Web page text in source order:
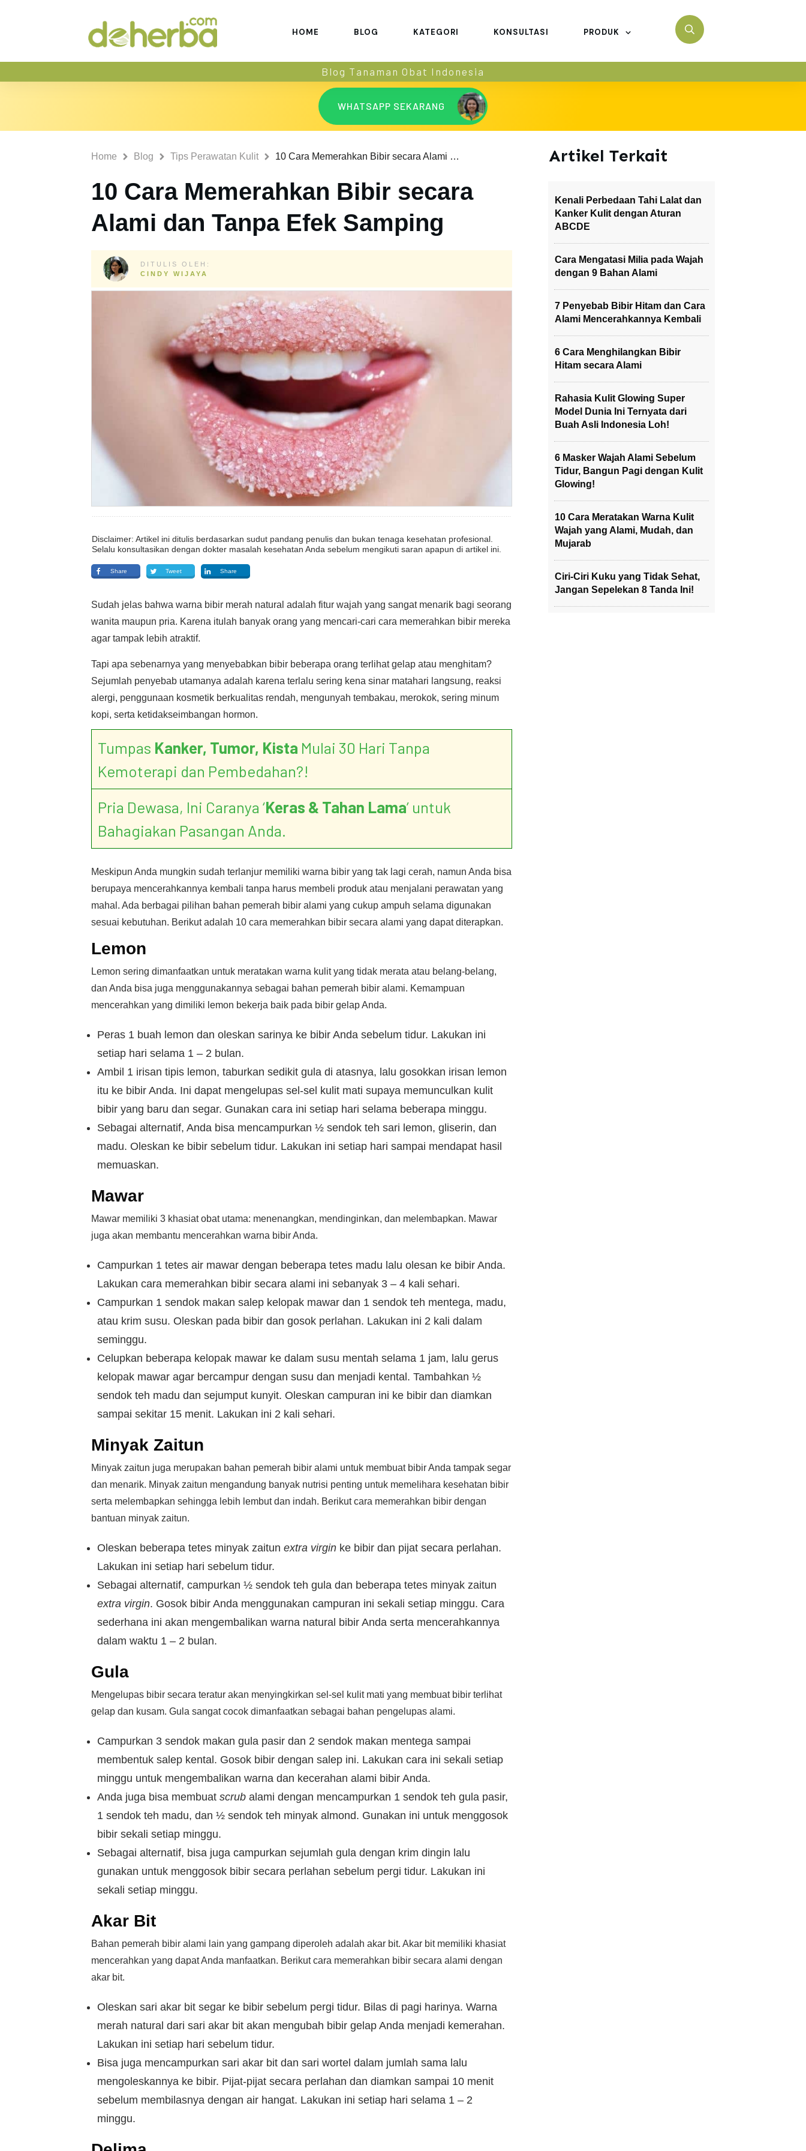
HOME BLOG KATEGORI KONSULTASI PRODUK
Blog Tanaman Obat Indonesia
WHATSAPP SEKARANG
Home Blog Tips Perawatan Kulit 10 Cara Memerahkan Bibir secara Alami dan Tanpa Efek Samping
10 Cara Memerahkan Bibir secara
Alami dan Tanpa Efek Samping
DITULIS OLEH:
CINDY WIJAYA
Disclaimer: Artikel ini ditulis berdasarkan sudut pandang penulis dan bukan tenaga kesehatan profesional.
Selalu konsultasikan dengan dokter masalah kesehatan Anda sebelum mengikuti saran apapun di artikel ini.
Share Tweet Share
Sudah jelas bahwa warna bibir merah natural adalah fitur wajah yang sangat menarik bagi seorang
wanita maupun pria. Karena itulah banyak orang yang mencari-cari cara memerahkan bibir mereka
agar tampak lebih atraktif.
Tapi apa sebenarnya yang menyebabkan bibir beberapa orang terlihat gelap atau menghitam?
Sejumlah penyebab utamanya adalah karena terlalu sering kena sinar matahari langsung, reaksi
alergi, penggunaan kosmetik berkualitas rendah, mengunyah tembakau, merokok, sering minum
kopi, serta ketidakseimbangan hormon.
Tumpas Kanker, Tumor, Kista Mulai 30 Hari Tanpa
Kemoterapi dan Pembedahan?!
Pria Dewasa, Ini Caranya ‘Keras & Tahan Lama’ untuk
Bahagiakan Pasangan Anda.
Meskipun Anda mungkin sudah terlanjur memiliki warna bibir yang tak lagi cerah, namun Anda bisa
berupaya mencerahkannya kembali tanpa harus membeli produk atau menjalani perawatan yang
mahal. Ada berbagai pilihan bahan pemerah bibir alami yang cukup ampuh selama digunakan
sesuai kebutuhan. Berikut adalah 10 cara memerahkan bibir secara alami yang dapat diterapkan.
Lemon
Lemon sering dimanfaatkan untuk meratakan warna kulit yang tidak merata atau belang-belang,
dan Anda bisa juga menggunakannya sebagai bahan pemerah bibir alami. Kemampuan
mencerahkan yang dimiliki lemon bekerja baik pada bibir gelap Anda.
Peras 1 buah lemon dan oleskan sarinya ke bibir Anda sebelum tidur. Lakukan ini
setiap hari selama 1 – 2 bulan.
Ambil 1 irisan tipis lemon, taburkan sedikit gula di atasnya, lalu gosokkan irisan lemon
itu ke bibir Anda. Ini dapat mengelupas sel-sel kulit mati supaya memunculkan kulit
bibir yang baru dan segar. Gunakan cara ini setiap hari selama beberapa minggu.
Sebagai alternatif, Anda bisa mencampurkan ½ sendok teh sari lemon, gliserin, dan
madu. Oleskan ke bibir sebelum tidur. Lakukan ini setiap hari sampai mendapat hasil
memuaskan.
Mawar
Mawar memiliki 3 khasiat obat utama: menenangkan, mendinginkan, dan melembapkan. Mawar
juga akan membantu mencerahkan warna bibir Anda.
Campurkan 1 tetes air mawar dengan beberapa tetes madu lalu olesan ke bibir Anda.
Lakukan cara memerahkan bibir secara alami ini sebanyak 3 – 4 kali sehari.
Campurkan 1 sendok makan salep kelopak mawar dan 1 sendok teh mentega, madu,
atau krim susu. Oleskan pada bibir dan gosok perlahan. Lakukan ini 2 kali dalam
seminggu.
Celupkan beberapa kelopak mawar ke dalam susu mentah selama 1 jam, lalu gerus
kelopak mawar agar bercampur dengan susu dan menjadi kental. Tambahkan ½
sendok teh madu dan sejumput kunyit. Oleskan campuran ini ke bibir dan diamkan
sampai sekitar 15 menit. Lakukan ini 2 kali sehari.
Minyak Zaitun
Minyak zaitun juga merupakan bahan pemerah bibir alami untuk membuat bibir Anda tampak segar
dan menarik. Minyak zaitun mengandung banyak nutrisi penting untuk memelihara kesehatan bibir
serta melembapkan sehingga lebih lembut dan indah. Berikut cara memerahkan bibir dengan
bantuan minyak zaitun.
Oleskan beberapa tetes minyak zaitun extra virgin ke bibir dan pijat secara perlahan.
Lakukan ini setiap hari sebelum tidur.
Sebagai alternatif, campurkan ½ sendok teh gula dan beberapa tetes minyak zaitun
extra virgin. Gosok bibir Anda menggunakan campuran ini sekali setiap minggu. Cara
sederhana ini akan mengembalikan warna natural bibir Anda serta mencerahkannya
dalam waktu 1 – 2 bulan.
Gula
Mengelupas bibir secara teratur akan menyingkirkan sel-sel kulit mati yang membuat bibir terlihat
gelap dan kusam. Gula sangat cocok dimanfaatkan sebagai bahan pengelupas alami.
Campurkan 3 sendok makan gula pasir dan 2 sendok makan mentega sampai
membentuk salep kental. Gosok bibir dengan salep ini. Lakukan cara ini sekali setiap
minggu untuk mengembalikan warna dan kecerahan alami bibir Anda.
Anda juga bisa membuat scrub alami dengan mencampurkan 1 sendok teh gula pasir,
1 sendok teh madu, dan ½ sendok teh minyak almond. Gunakan ini untuk menggosok
bibir sekali setiap minggu.
Sebagai alternatif, bisa juga campurkan sejumlah gula dengan krim dingin lalu
gunakan untuk menggosok bibir secara perlahan sebelum pergi tidur. Lakukan ini
sekali setiap minggu.
Akar Bit
Bahan pemerah bibir alami lain yang gampang diperoleh adalah akar bit. Akar bit memiliki khasiat
mencerahkan yang dapat Anda manfaatkan. Berikut cara memerahkan bibir secara alami dengan
akar bit.
Oleskan sari akar bit segar ke bibir sebelum pergi tidur. Bilas di pagi harinya. Warna
merah natural dari sari akar bit akan mengubah bibir gelap Anda menjadi kemerahan.
Lakukan ini setiap hari sebelum tidur.
Bisa juga mencampurkan sari akar bit dan sari wortel dalam jumlah sama lalu
mengoleskannya ke bibir. Pijat-pijat secara perlahan dan diamkan sampai 10 menit
sebelum membilasnya dengan air hangat. Lakukan ini setiap hari selama 1 – 2
minggu.
Artikel Terkait
Kenali Perbedaan Tahi Lalat dan
Kanker Kulit dengan Aturan
ABCDE
Cara Mengatasi Milia pada Wajah
dengan 9 Bahan Alami
7 Penyebab Bibir Hitam dan Cara
Alami Mencerahkannya Kembali
6 Cara Menghilangkan Bibir
Hitam secara Alami
Rahasia Kulit Glowing Super
Model Dunia Ini Ternyata dari
Buah Asli Indonesia Loh!
6 Masker Wajah Alami Sebelum
Tidur, Bangun Pagi dengan Kulit
Glowing!
10 Cara Meratakan Warna Kulit
Wajah yang Alami, Mudah, dan
Mujarab
Ciri-Ciri Kuku yang Tidak Sehat,
Jangan Sepelekan 8 Tanda Ini!